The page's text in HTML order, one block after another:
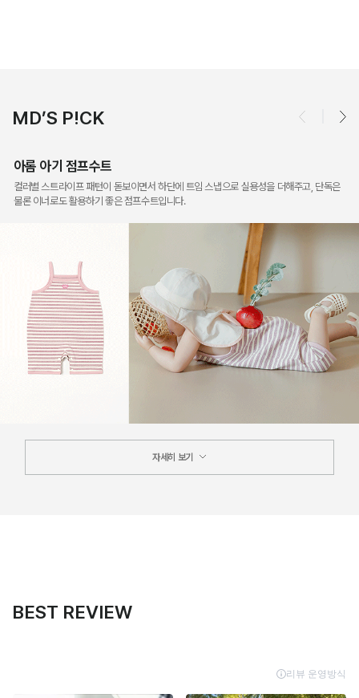
MD’S P!CK
아롬 아기 점프수트
컬러별 스트라이프 패턴이 돋보이면서 하단에 트임 스냅으로 실용성을 더해주고, 단독은
물론 이너로도 활용하기 좋은 점프수트입니다.
자세히 보기
BEST REVIEW